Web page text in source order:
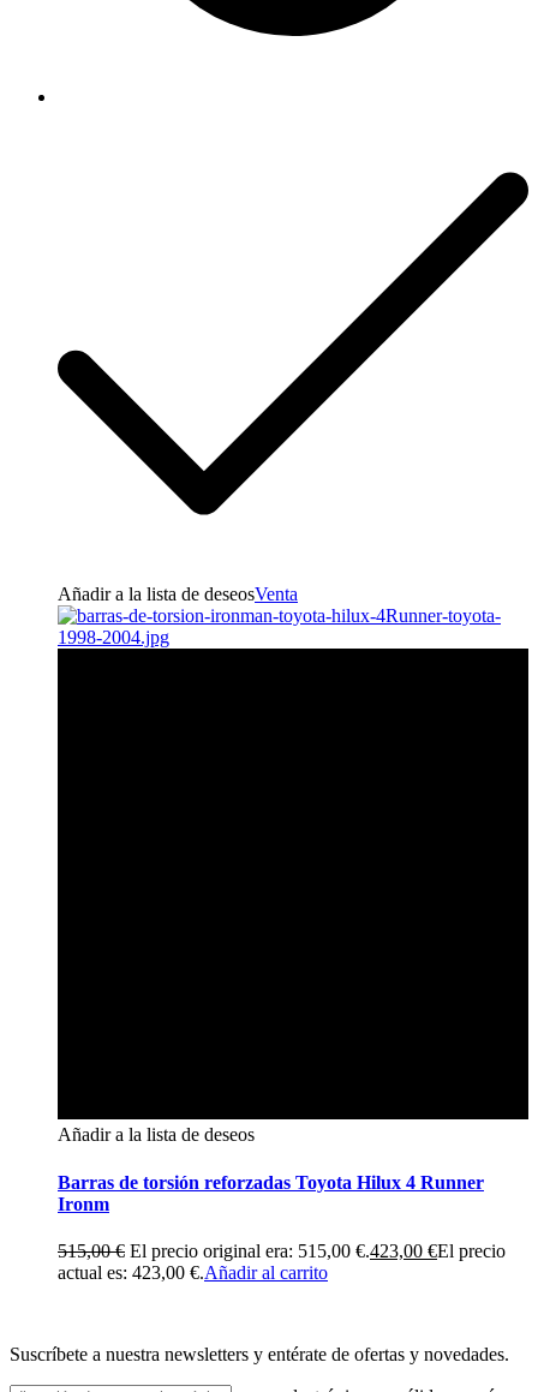
Añadir a la lista de deseosVenta
Añadir a la lista de deseos
Barras de torsión reforzadas Toyota Hilux 4 Runner
Ironm
515,00€ El precio original era: 515,00 €.423,00 €El precio
actual es: 423,00 €.Añadir al carrito
Suscríbete a nuestra newsletters y entérate de ofertas y novedades.